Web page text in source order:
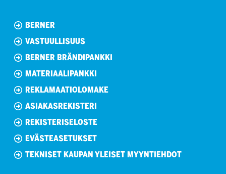
BERNER
VASTUULLISUUS
BERNER BRÄNDIPANKKI
MATERIAALIPANKKI
REKLAMAATIOLOMAKE
ASIAKASREKISTERI
REKISTERISELOSTE
EVÄSTEASETUKSET
TEKNISET KAUPAN YLEISET MYYNTIEHDOT